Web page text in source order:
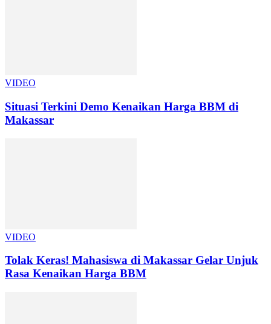
VIDEO
Situasi Terkini Demo Kenaikan Harga BBM di
Makassar
VIDEO
Tolak Keras! Mahasiswa di Makassar Gelar Unjuk
Rasa Kenaikan Harga BBM